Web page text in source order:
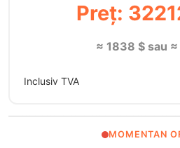
Preț:
≈ 1838 $ sau
Inclusiv TVA
MOMENTAN